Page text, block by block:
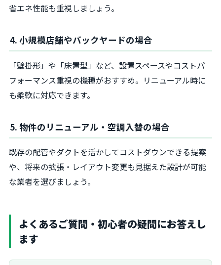
省エネ性能も重視しましょう。
4. 小規模店舗やバックヤードの場合
「壁掛形」や「床置型」など、設置スペースやコストパ
フォーマンス重視の機種がおすすめ。リニューアル時に
も柔軟に対応できます。
5. 物件のリニューアル・空調入替の場合
既存の配管やダクトを活かしてコストダウンできる提案
や、将来の拡張・レイアウト変更も見据えた設計が可能
な業者を選びましょう。
よくあるご質問・初心者の疑問にお答えし
ます